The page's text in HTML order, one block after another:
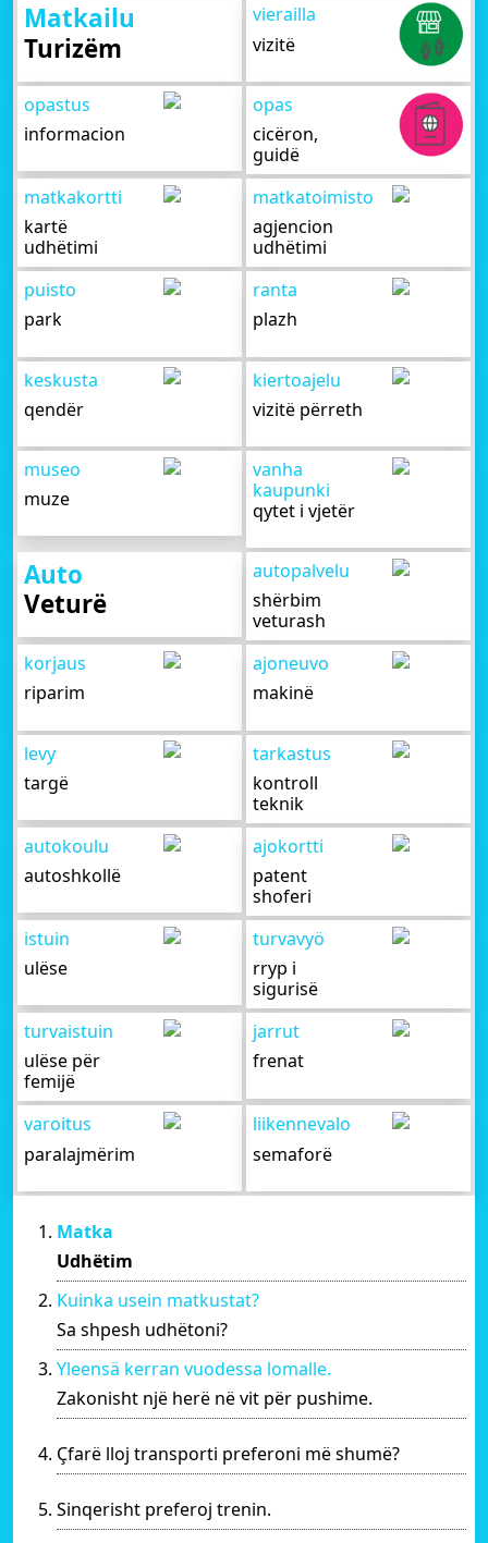
Matkailu
Turizëm
vierailla
vizitë
opastus
informacion
opas
cicëron,
guidë
matkakortti
kartë
udhëtimi
matkatoimisto
agjencion
udhëtimi
puisto
park
ranta
plazh
keskusta
qendër
kiertoajelu
vizitë përreth
museo
muze
vanha
kaupunki
qytet i vjetër
Auto
Veturë
autopalvelu
shërbim
veturash
korjaus
riparim
ajoneuvo
makinë
levy
targë
tarkastus
kontroll
teknik
autokoulu
autoshkollë
ajokortti
patent
shoferi
istuin
ulëse
turvavyö
rryp i
sigurisë
turvaistuin
ulëse për
femijë
jarrut
frenat
varoitus
paralajmërim
liikennevalo
semaforë
Matka
Udhëtim
Kuinka usein matkustat?
Sa shpesh udhëtoni?
Yleensä kerran vuodessa lomalle.
Zakonisht një herë në vit për pushime.
Çfarë lloj transporti preferoni më shumë?
Sinqerisht preferoj trenin.